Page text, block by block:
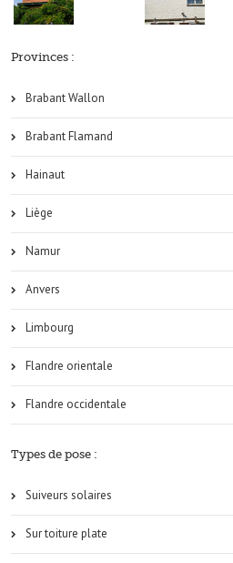
Provinces :
Brabant Wallon
Brabant Flamand
Hainaut
Liège
Namur
Anvers
Limbourg
Flandre orientale
Flandre occidentale
Types de pose :
Suiveurs solaires
Sur toiture plate